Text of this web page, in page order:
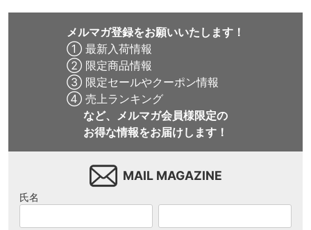
メルマガ登録をお願いいたします！
① 最新入荷情報
② 限定商品情報
③ 限定セールやクーポン情報
④ 売上ランキング
など、メルマガ会員様限定の
お得な情報をお届けします！
MAIL MAGAZINE
氏名